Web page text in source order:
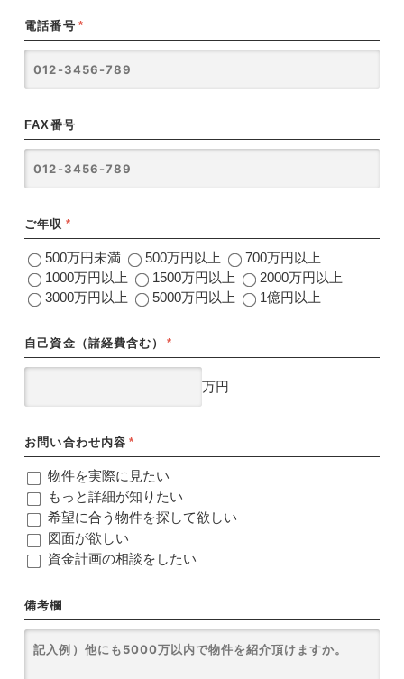
電話番号 *
FAX番号
ご年収 *
500万円未満 500万円以上
700万円以上
1000万円以上
1500万円以上
2000万円以上
3000万円以上
5000万円以上 1億円以上
自己資金（諸経費含む） *
万円
お問い合わせ内容 *
物件を実際に見たい
もっと詳細が知りたい
希望に合う物件を探して欲しい
図面が欲しい
資金計画の相談をしたい
備考欄